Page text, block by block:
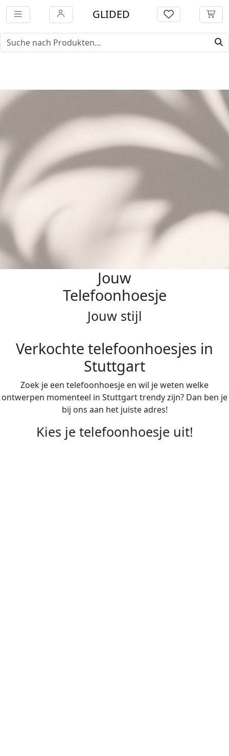
GLIDED
Jouw
Telefoonhoesje
Jouw stijl
Verkochte telefoonhoesjes in
Stuttgart
Zoek je een telefoonhoesje en wil je weten welke
ontwerpen momenteel in Stuttgart trendy zijn? Dan ben je
bij ons aan het juiste adres!
Kies je telefoonhoesje uit!